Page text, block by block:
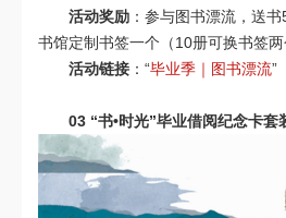
活动奖励 ：参与图书漂流，送
书馆定制书签一个（10册可换书签两
活动链接 ：“毕业季｜图书漂流”
03 “书•时光”毕业借阅纪念卡套